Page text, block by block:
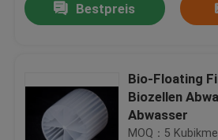
Bestpreis
Bio-Floating
Biozellen
Abwasser
MOQ：5